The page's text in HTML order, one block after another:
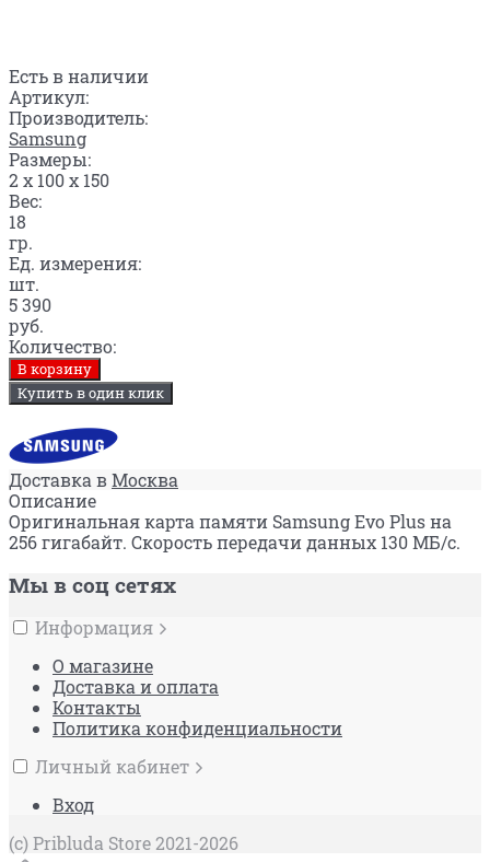
Есть в наличии
Артикул:
Производитель:
Samsung
Размеры:
2 x 100 x 150
Вес:
18
гр.
Ед. измерения:
шт.
5 390
руб.
Количество:
В корзину
Купить в один клик
Доставка вМосква
Описание
Оригинальная карта памяти Samsung Evo Plus на
256 гигабайт. Скорость передачи данных 130 МБ/c.
Мы в соц сетях
Информация
О магазине
Доставка и оплата
Контакты
Политика конфиденциальности
Личный кабинет
Вход
(c) Pribluda Store 2021-2026